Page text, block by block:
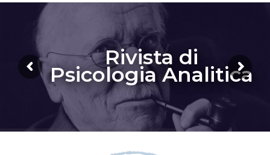
Rivista di
Psicologia Analitica